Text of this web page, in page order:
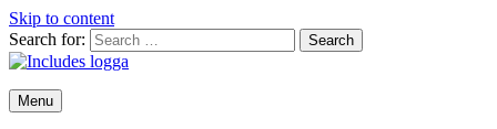
Skip to content
Search for:
Menu